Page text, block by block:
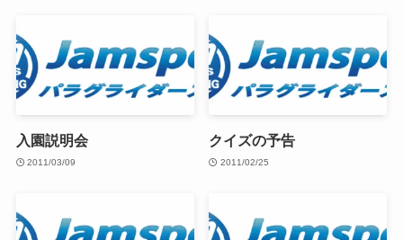
入園説明会
2011/03/09
クイズの予告
2011/02/25